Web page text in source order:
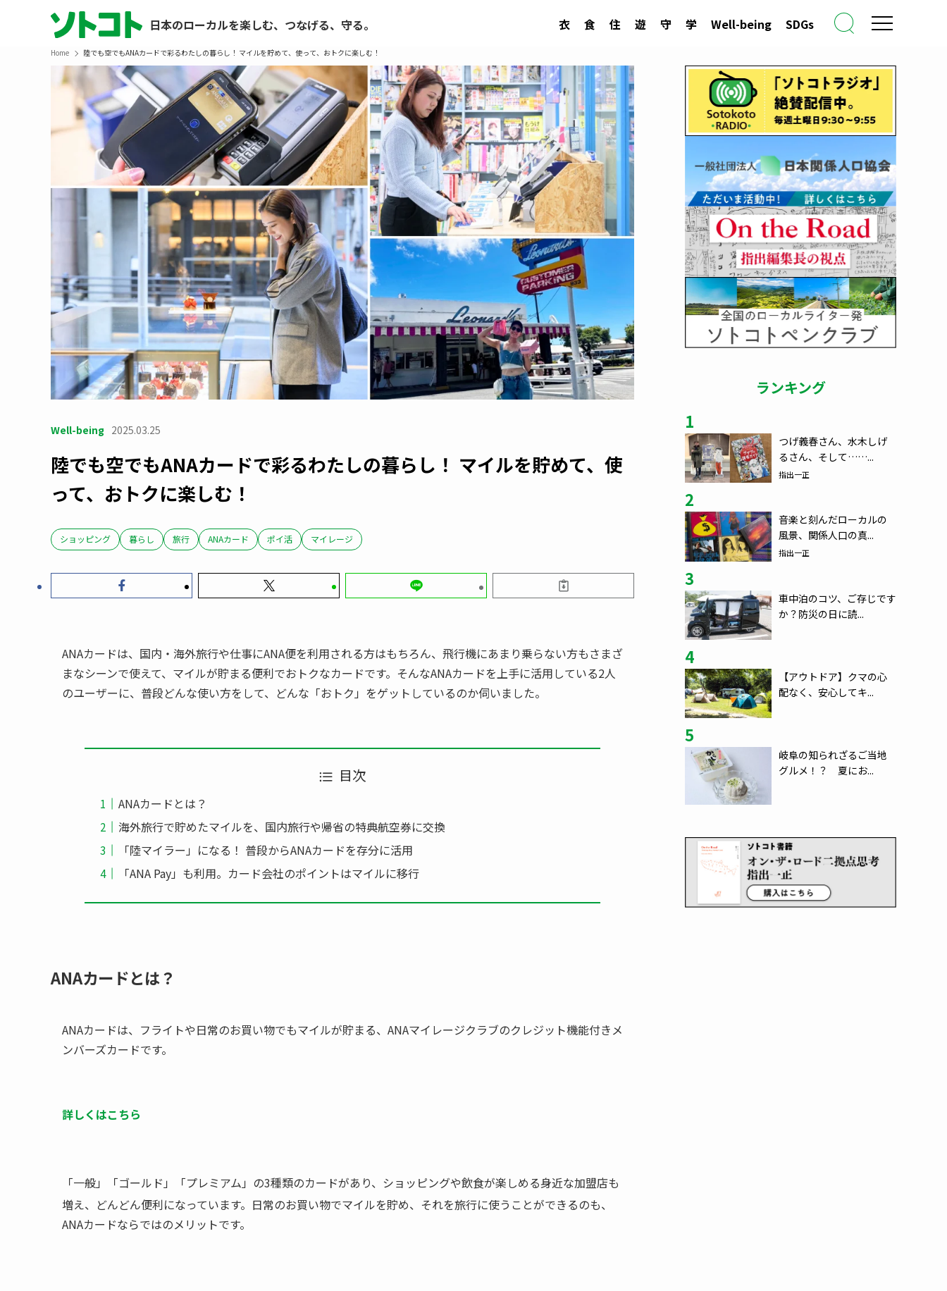
日本のローカルを楽しむ、つなげる、守る。 衣 食 住 遊 守 学 Well-being SDGs
Home 陸でも空でもANAカードで彩るわたしの暮らし！ マイルを貯めて、使って、おトクに楽しむ！
Well-being 2025.03.25
陸でも空でもANAカードで彩るわたしの暮らし！ マイルを貯めて、使
って、おトクに楽しむ！
ショッピング 暮らし 旅行 ANAカード ポイ活 マイレージ
ANAカードは、国内・海外旅行や仕事にANA便を利用される方はもちろん、飛行機にあまり乗らない方もさまざ
まなシーンで使えて、マイルが貯まる便利でおトクなカードです。そんなANAカードを上手に活用している2人
のユーザーに、普段どんな使い方をして、どんな「おトク」をゲットしているのか伺いました。
目次
ANAカードとは？
海外旅行で貯めたマイルを、国内旅行や帰省の特典航空券に交換
「陸マイラー」になる！ 普段からANAカードを存分に活用
「ANA Pay」も利用。カード会社のポイントはマイルに移行
ANAカードとは？
ANAカードは、フライトや日常のお買い物でもマイルが貯まる、ANAマイレージクラブのクレジット機能付きメ
ンバーズカードです。
詳しくはこちら
「一般」「ゴールド」「プレミアム」の3種類のカードがあり、ショッピングや飲食が楽しめる身近な加盟店も
増え、どんどん便利になっています。日常のお買い物でマイルを貯め、それを旅行に使うことができるのも、
ANAカードならではのメリットです。
ランキング
1
つげ義春さん、水木しげ
るさん、そして……...
指出一正
2
音楽と刻んだローカルの
風景、関係人口の真...
指出一正
3
車中泊のコツ、ご存じです
か？防災の日に読...
4
【アウトドア】クマの心
配なく、安心してキ...
5
岐阜の知られざるご当地
グルメ！？ 夏にお...